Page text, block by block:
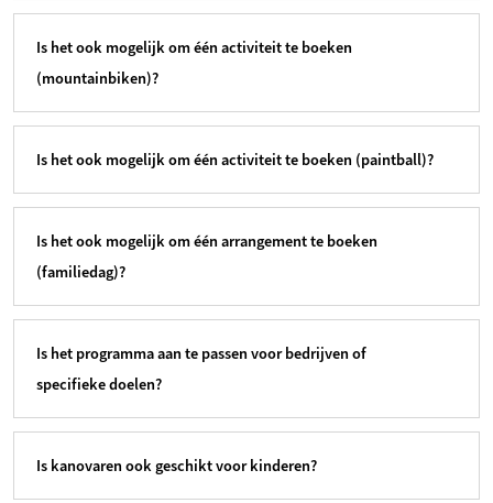
Is het ook mogelijk om één activiteit te boeken
(mountainbiken)?
Is het ook mogelijk om één activiteit te boeken (paintball)?
Is het ook mogelijk om één arrangement te boeken
(familiedag)?
Is het programma aan te passen voor bedrijven of
specifieke doelen?
Is kanovaren ook geschikt voor kinderen?